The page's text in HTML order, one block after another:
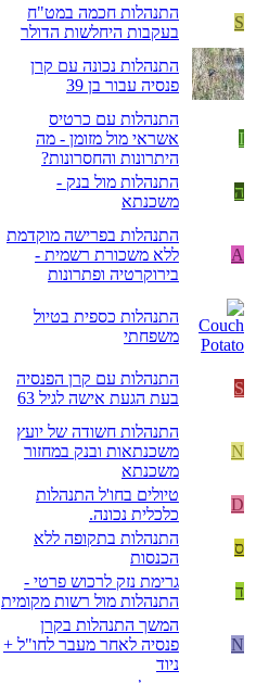
S
התנהלות חכמה במט"ח
בעקבות היחלשות הדולר
התנהלות נכונה עם קרן
פנסיה עבור בן 39
I
התנהלות עם כרטיס
אשראי מול מזומן - מה
היתרונות והחסרונות?
ה
התנהלות מול בנק -
משכנתא
A
התנהלות בפרישה מוקדמת
ללא משכורת רשמית -
בירוקרטיה ופתרונות
התנהלות כספית בטיול
משפחתי
S
התנהלות עם קרן הפנסיה
בעת הגעת אישה לגיל 63
N
התנהלות חשודה של יועץ
משכנתאות ובנק במחזור
משכנתא
D
טיולים בחו'ל התנהלות
כלכלית נכונה.
ס
התנהלות בתקופה ללא
הכנסות
ד
גרימת נזק לרכוש פרטי -
התנהלות מול רשות מקומית
N
המשך התנהלות בקרן
פנסיה לאחר מעבר לחו"ל +
ניוד